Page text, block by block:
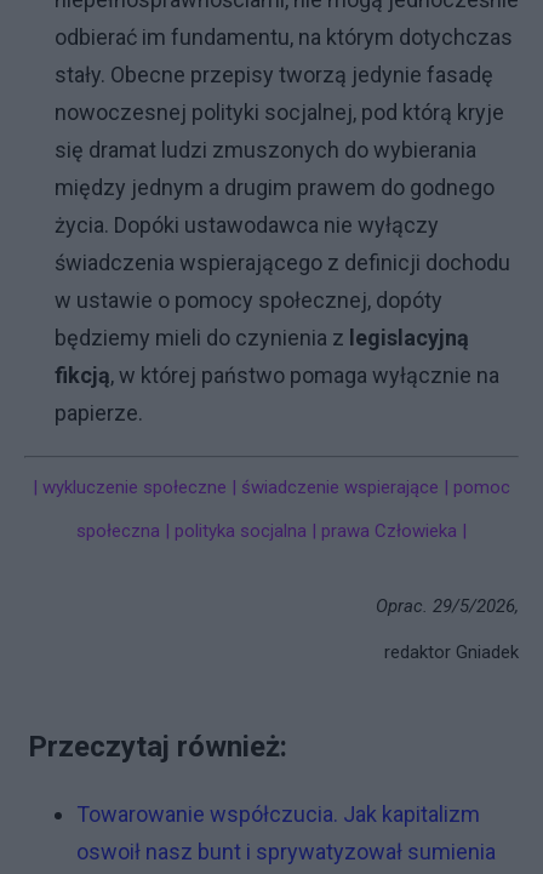
odbierać im fundamentu, na którym dotychczas
stały. Obecne przepisy tworzą jedynie fasadę
nowoczesnej polityki socjalnej, pod którą kryje
się dramat ludzi zmuszonych do wybierania
między jednym a drugim prawem do godnego
życia. Dopóki ustawodawca nie wyłączy
świadczenia wspierającego z definicji dochodu
w ustawie o pomocy społecznej, dopóty
będziemy mieli do czynienia z legislacyjną
fikcją, w której państwo pomaga wyłącznie na
papierze.
| wykluczenie społeczne | świadczenie wspierające | pomoc
społeczna | polityka socjalna | prawa Człowieka |
Oprac. 29/5/2026,
redaktor Gniadek
Przeczytaj również:
Towarowanie współczucia. Jak kapitalizm
oswoił nasz bunt i sprywatyzował sumienia